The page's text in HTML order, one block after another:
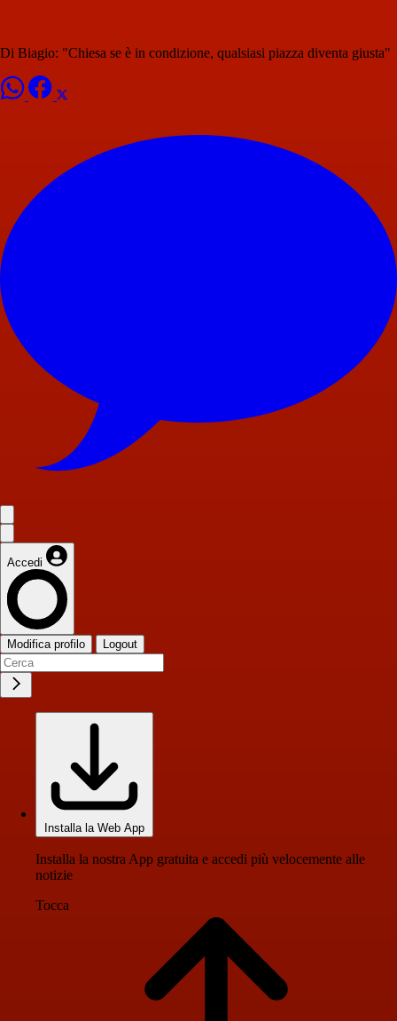
Di Biagio: "Chiesa se è in condizione, qualsiasi piazza diventa giusta"
Accedi
Modifica profilo Logout
Installa la Web App
Installa la nostra App gratuita e accedi più velocemente alle
notizie
Tocca